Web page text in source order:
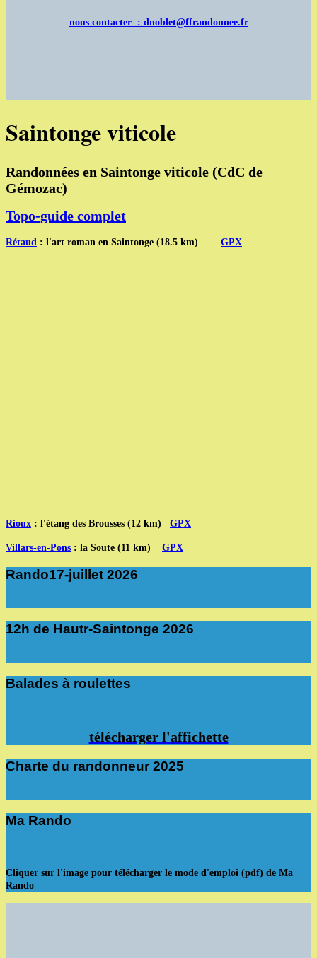
nous contacter : dnoblet@ffrandonnee.fr
Saintonge viticole
Randonnées en Saintonge viticole (CdC de
Gémozac)
Topo-guide complet
Rétaud : l'art roman en Saintonge (18.5 km) GPX
Rioux : l'étang des Brousses (12 km) GPX
Villars-en-Pons : la Soute (11 km) GPX
Rando17-juillet 2026
12h de Hautr-Saintonge 2026
Balades à roulettes
télécharger l'affichette
Charte du randonneur 2025
Ma Rando
Cliquer sur l'image pour télécharger le mode d'emploi (pdf) de Ma
Rando